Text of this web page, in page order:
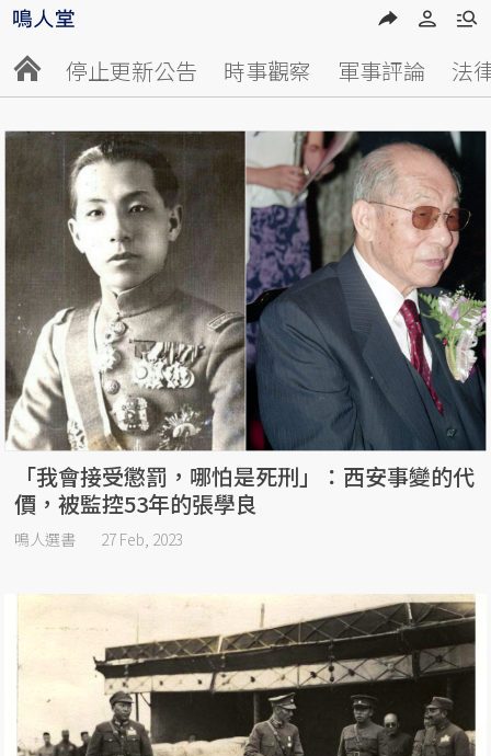
停止更新公告 時事觀察 軍事評論 法
「我會接受懲罰，哪怕是死刑」：西安事變的代
價，被監控53年的張學良
鳴人選書 27 Feb, 2023